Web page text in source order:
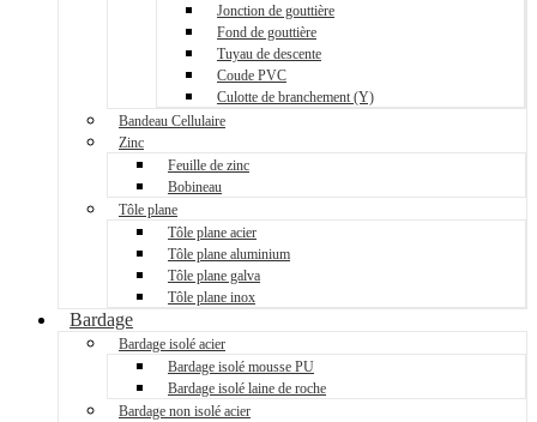
Jonction de gouttière
Fond de gouttière
Tuyau de descente
Coude PVC
Culotte de branchement (Y)
Bandeau Cellulaire
Zinc
Feuille de zinc
Bobineau
Tôle plane
Tôle plane acier
Tôle plane aluminium
Tôle plane galva
Tôle plane inox
Bardage
Bardage isolé acier
Bardage isolé mousse PU
Bardage isolé laine de roche
Bardage non isolé acier